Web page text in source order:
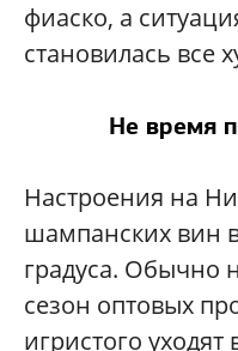
фиаско, а
становилась все
Не время
Настроения на
шампанских вин
градуса. Обычно
сезон оптовых
игристого